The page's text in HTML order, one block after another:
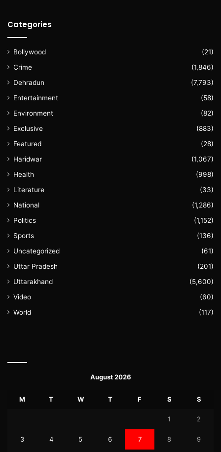
Categories
Bollywood
(21)
Crime
(1,846)
Dehradun
(7,793)
Entertainment
(58)
Environment
(82)
Exclusive
(883)
Featured
(28)
Haridwar
(1,067)
Health
(998)
Literature
(33)
National
(1,286)
Politics
(1,152)
Sports
(136)
Uncategorized
(61)
Uttar Pradesh
(201)
Uttarakhand
(5,600)
Video
(60)
World
(117)
August 2026
M T W T F S S
1 2
3 4 5 6 7 8 9